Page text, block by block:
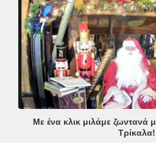
Με ένα κλικ μιλάμε ζωντανά
Τρίκαλα!